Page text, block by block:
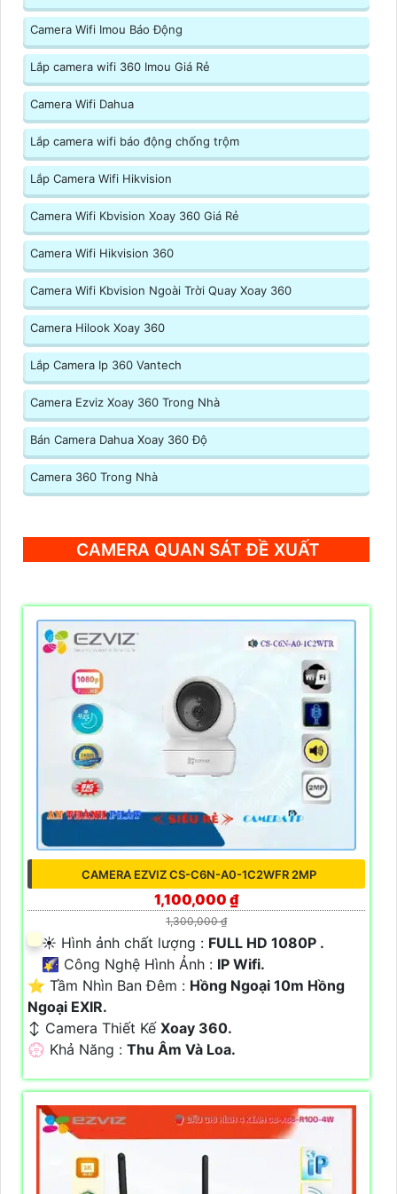
Camera Wifi Imou Báo Động
Lắp camera wifi 360 Imou Giá Rẻ
Camera Wifi Dahua
Lắp camera wifi báo động chống trộm
Lắp Camera Wifi Hikvision
Camera Wifi Kbvision Xoay 360 Giá Rẻ
Camera Wifi Hikvision 360
Camera Wifi Kbvision Ngoài Trời Quay Xoay 360
Camera Hilook Xoay 360
Lắp Camera Ip 360 Vantech
Camera Ezviz Xoay 360 Trong Nhà
Bán Camera Dahua Xoay 360 Độ
Camera 360 Trong Nhà
CAMERA QUAN SÁT ĐỀ XUẤT
CAMERA EZVIZ CS-C6N-A0-1C2WFR 2MP
1,100,000 ₫
1,300,000 ₫
☀️ Hình ảnh chất lượng : FULL HD 1080P .
🌠 Công Nghệ Hình Ảnh : IP Wifi.
⭐ Tầm Nhìn Ban Đêm : Hồng Ngoại 10m Hồng
Ngoại EXIR.
↕️ Camera Thiết Kế Xoay 360.
️💮 Khả Năng : Thu Âm Và Loa.